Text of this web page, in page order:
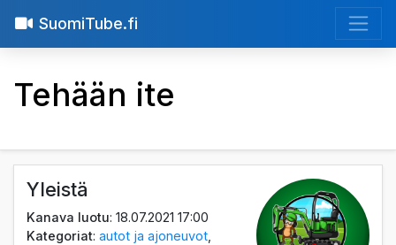
SuomiTube.fi
Tehään ite
Yleistä
Kanava luotu: 18.07.2021 17:00
Kategoriat:autot ja ajoneuvot